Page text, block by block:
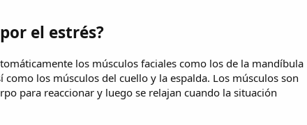
el estrés?
los músculos faciales como los de la mandíbula
los músculos del cuello y la espalda. Los músculos son
para reaccionar y luego se relajan cuando la situación